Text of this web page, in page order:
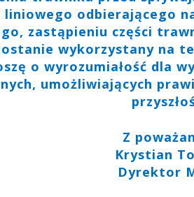
liniowego odbierającego
zastąpieniu części
wykorzystany na
o wyrozumiałość dla
umożliwiających
Z
Krystian
Dyrektor